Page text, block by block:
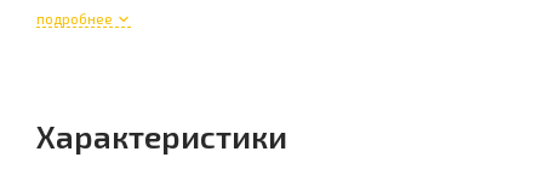
колір ідеально поєднується з мінімалістичним
подробнее
Характеристики